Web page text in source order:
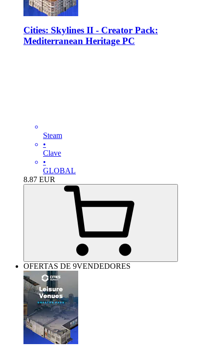
Cities: Skylines II - Creator Pack:
Mediterranean Heritage PC
Steam
•
Clave
•
GLOBAL
8.87 EUR
OFERTAS DE 9VENDEDORES